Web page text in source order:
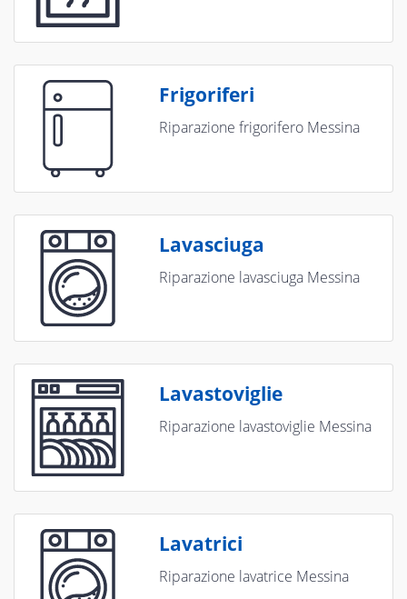
Frigoriferi
Riparazione frigorifero Messina
Lavasciuga
Riparazione lavasciuga Messina
Lavastoviglie
Riparazione lavastoviglie Messina
Lavatrici
Riparazione lavatrice Messina